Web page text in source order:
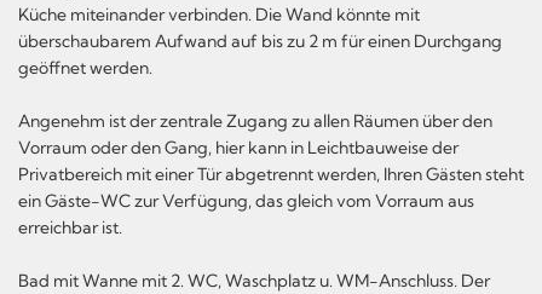
Küche miteinander verbinden. Die Wand könnte mit
überschaubarem Aufwand auf bis zu 2 m für einen Durchgang
geöffnet werden.
Angenehm ist der zentrale Zugang zu allen Räumen über den
Vorraum oder den Gang, hier kann in Leichtbauweise der
Privatbereich mit einer Tür abgetrennt werden, Ihren Gästen steht
ein Gäste-WC zur Verfügung, das gleich vom Vorraum aus
erreichbar ist.
Bad mit Wanne mit 2. WC, Waschplatz u. WM-Anschluss. Der